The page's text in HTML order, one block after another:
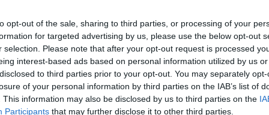
opt-out of the sale, sharing to third parties, or processing of your
for targeted advertising by us, please use the below opt-out
selection. Please note that after your opt-out request is processed
interest-based ads based on personal information utilized by us
to third parties prior to your opt-out. You may separately
of your personal information by third parties on the IAB’s list of
This information may also be disclosed by us to third parties on the
Participants that may further disclose it to other third parties.
di dare continuità ai risultati, dopo il
dei fatti è che il pari ottenuto al San